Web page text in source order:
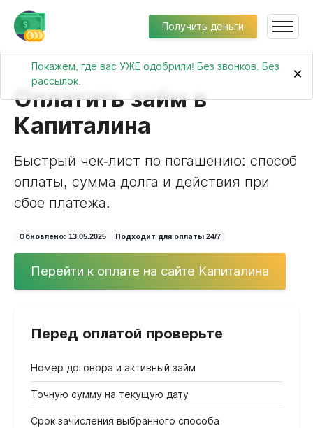
Получить деньги
Покажем, где вас УЖЕ одобрили! Без звонков. Без
рассылок.
×
Оплатить займ в
Капиталина
Быстрый чек-лист по погашению: способ
оплаты, сумма долга и действия при
сбое платежа.
Обновлено: 13.05.2025 Подходит для оплаты 24/7
Перейти к оплате на сайте Капиталина
Перед оплатой проверьте
Номер договора и активный займ
Точную сумму на текущую дату
Срок зачисления выбранного способа